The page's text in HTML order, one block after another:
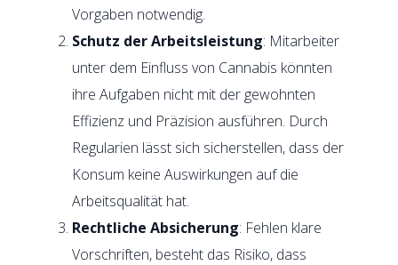
Vorgaben notwendig.
Schutz der Arbeitsleistung: Mitarbeiter
unter dem Einfluss von Cannabis könnten
ihre Aufgaben nicht mit der gewohnten
Effizienz und Präzision ausführen. Durch
Regularien lässt sich sicherstellen, dass der
Konsum keine Auswirkungen auf die
Arbeitsqualität hat.
Rechtliche Absicherung: Fehlen klare
Vorschriften, besteht das Risiko, dass